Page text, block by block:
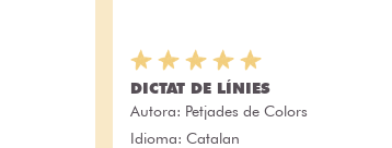
DICTAT DE LÍNIES
Autora: Petjades de Colors
Idioma: Catalan